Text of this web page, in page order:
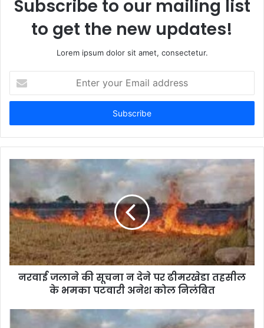
Subscribe to our mailing list
to get the new updates!
Lorem ipsum dolor sit amet, consectetur.
t
r
y
E
m
a
i
a
d
नरवाई जलाने की सूचना न देने पर ढीमरखेडा तहसील
के भमका पटवारी अनेश कोल निलंबित